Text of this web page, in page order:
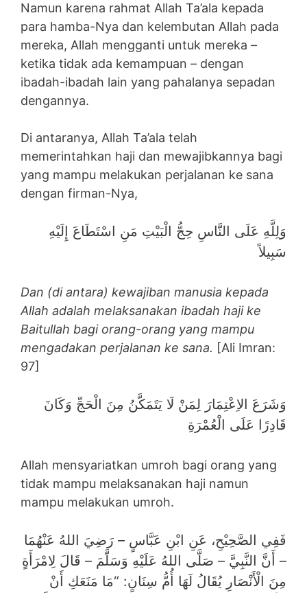
Namun karena rahmat Allah Ta’ala kepada
para hamba-Nya dan kelembutan Allah pada
mereka, Allah mengganti untuk mereka –
ketika tidak ada kemampuan – dengan
ibadah-ibadah lain yang pahalanya sepadan
dengannya.
Di antaranya, Allah Ta’ala telah
memerintahkan haji dan mewajibkannya bagi
yang mampu melakukan perjalanan ke sana
dengan firman-Nya,
وَلِلَّهِ عَلَى النَّاسِ حِجُّ الْبَيْتِ مَنِ اسْتَطَاعَ إِلَيْهِ
سَبِيلاً
Dan (di antara) kewajiban manusia kepada
Allah adalah melaksanakan ibadah haji ke
Baitullah bagi orang-orang yang mampu
mengadakan perjalanan ke sana. [Ali Imran:
97]
وَشَرَعَ الاِعْتِمَارَ لِمَنْ لَا يَتَمَكَّنُ مِنَ الْحَجِّ وَكَانَ
قَادِرًا عَلَى الْعُمْرَةِ
Allah mensyariatkan umroh bagi orang yang
tidak mampu melaksanakan haji namun
mampu melakukan umroh.
فَفِي الصَّحِيْحِ، عَنِ ابْنِ عَبَّاسٍ – رَضِيَ اللهُ عَنْهُمَا
– أَنَّ النَّبِيَّ – صَلَّى اللهُ عَلَيْهِ وَسَلَّمَ – قَالَ لِامْرَأَةٍ
مِنَ الْأَنْصَارِ يُقَالُ لَهَا أُمُّ سِنَانٍ: “مَا مَنَعَكِ أَنْ